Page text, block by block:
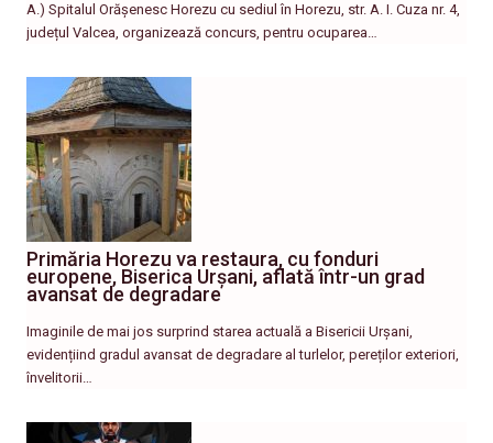
A.) Spitalul Orășenesc Horezu cu sediul în Horezu, str. A. I. Cuza nr. 4,
județul Valcea, organizează concurs, pentru ocuparea…
Primăria Horezu va restaura, cu fonduri
europene, Biserica Urșani, aflată într-un grad
avansat de degradare
Imaginile de mai jos surprind starea actuală a Bisericii Urșani,
evidențiind gradul avansat de degradare al turlelor, pereților exteriori,
învelitorii…